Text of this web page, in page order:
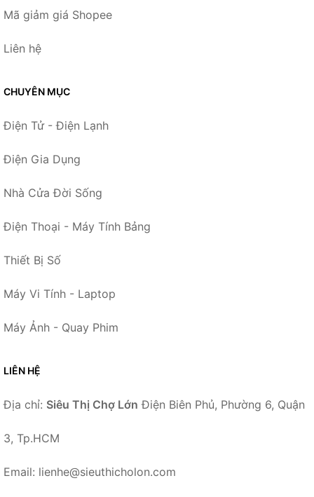
Mã giảm giá Shopee
Liên hệ
CHUYÊN MỤC
Điện Tử - Điện Lạnh
Điện Gia Dụng
Nhà Cửa Đời Sống
Điện Thoại - Máy Tính Bảng
Thiết Bị Số
Máy Vi Tính - Laptop
Máy Ảnh - Quay Phim
LIÊN HỆ
Địa chỉ: Siêu Thị Chợ Lớn Điện Biên Phủ, Phường 6, Quận
3, Tp.HCM
Email: lienhe@sieuthicholon.com